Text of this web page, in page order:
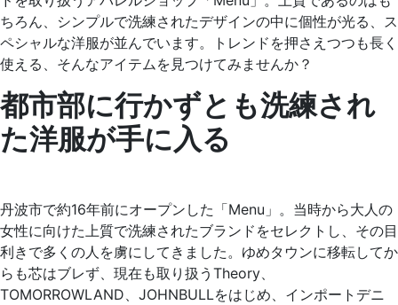
ちろん、シンプルで洗練されたデザインの中に個性が光る、ス
ペシャルな洋服が並んでいます。トレンドを押さえつつも長く
使える、そんなアイテムを見つけてみませんか？
都市部に行かずとも洗練され
た洋服が手に入る
丹波市で約16年前にオープンした「Menu」。当時から大人の
女性に向けた上質で洗練されたブランドをセレクトし、その目
利きで多くの人を虜にしてきました。ゆめタウンに移転してか
らも芯はブレず、現在も取り扱うTheory、
TOMORROWLAND、JOHNBULLをはじめ、インポートデニ